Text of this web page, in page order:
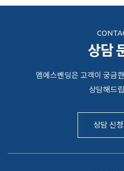
상담
엠에스벤딩은 고객이 궁금
상담해드
상담 신청